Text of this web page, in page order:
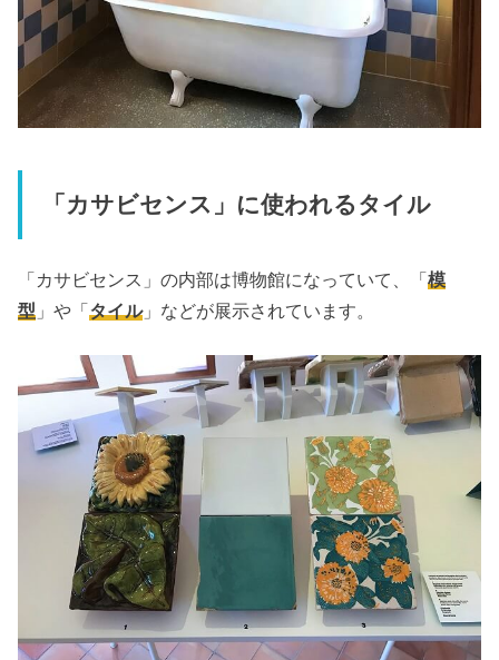
「カサビセンス」に使われるタイル
「カサビセンス」の内部は博物館になっていて、「模
型 」や「タイル」などが展示されています。